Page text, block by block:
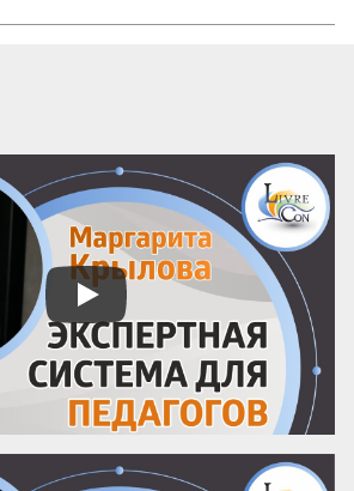
слов и выбирать курсы с практической
пользой.
Почему можно доверять анонсу?
Содержание публичного объявления
почти всегда отражает суть самой
программы. Если организаторы вложили
силы в качественный курс, они
обязательно напишут об этом конкретно.
И наоборот: размытые фразы и
отсутствие деталей – верный ...